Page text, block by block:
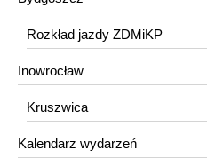
Rozkład jazdy ZDMiKP
Inowrocław
Kruszwica
Kalendarz wydarzeń